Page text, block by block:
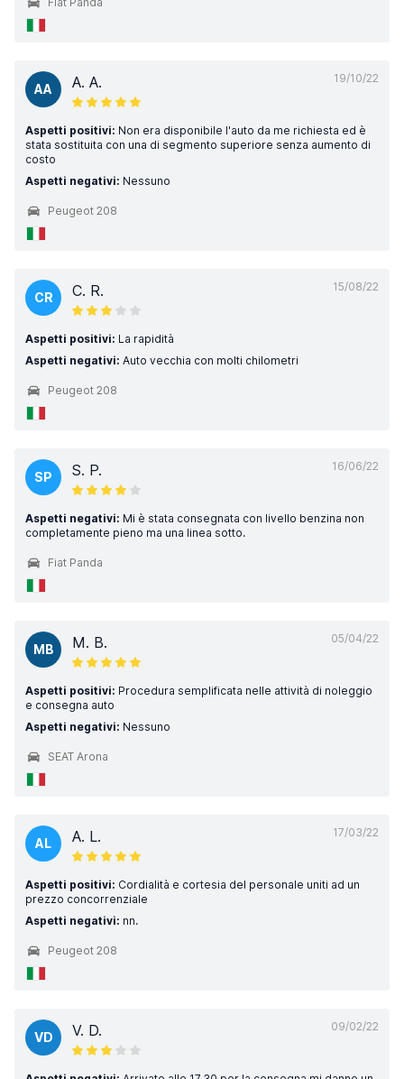
19/10/22
AA A. A.
Aspetti positivi: Non era disponibile l'auto da me richiesta ed è
stata sostituita con una di segmento superiore senza aumento di
costo
Aspetti negativi: Nessuno
Peugeot 208
15/08/22
CR C. R.
Aspetti positivi: La rapidità
Aspetti negativi: Auto vecchia con molti chilometri
Peugeot 208
16/06/22
SP S. P.
Aspetti negativi: Mi è stata consegnata con livello benzina non
completamente pieno ma una linea sotto.
Fiat Panda
05/04/22
MB M. B.
Aspetti positivi: Procedura semplificata nelle attività di noleggio
e consegna auto
Aspetti negativi: Nessuno
SEAT Arona
17/03/22
AL A. L.
Aspetti positivi: Cordialità e cortesia del personale uniti ad un
prezzo concorrenziale
Aspetti negativi: nn.
Peugeot 208
09/02/22
VD V. D.